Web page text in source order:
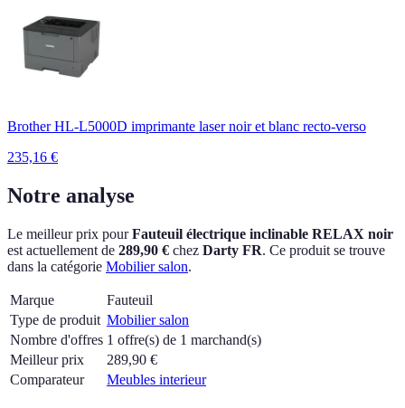
Brother HL-L5000D imprimante laser noir et blanc recto-verso
235,16 €
Notre analyse
Le meilleur prix pourFauteuil électrique inclinable RELAX noir
est actuellement de 289,90 € chez Darty FR. Ce produit se trouve
dans la catégorie Mobilier salon.
Marque
Fauteuil
Type de produit Mobilier salon
Nombre d'offres 1 offre(s) de 1 marchand(s)
Meilleur prix
289,90 €
Comparateur
Meubles interieur